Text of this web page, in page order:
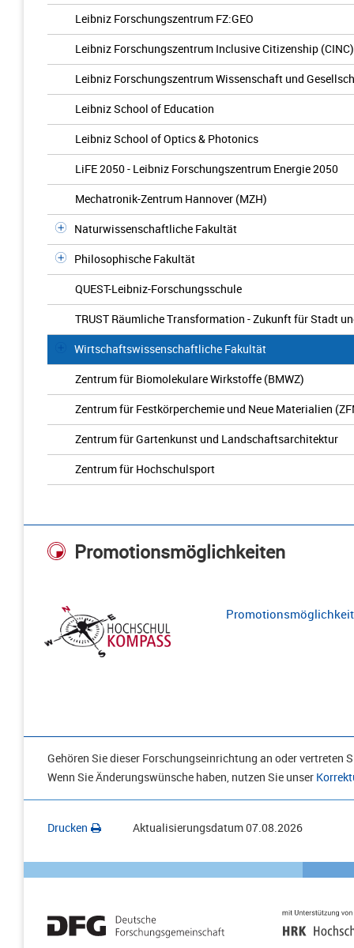
Leibniz Forschungszentrum FZ:GEO
Leibniz Forschungszentrum Inclusive Citizenship (CINC)
Leibniz Forschungszentrum Wissenschaft und
Leibniz School of Education
Leibniz School of Optics & Photonics
LiFE 2050 - Leibniz Forschungszentrum Energie 2050
Mechatronik-Zentrum Hannover (MZH)
Naturwissenschaftliche Fakultät
Philosophische Fakultät
QUEST-Leibniz-Forschungsschule
TRUST Räumliche Transformation - Zukunft für Stadt
Wirtschaftswissenschaftliche Fakultät
Zentrum für Biomolekulare Wirkstoffe (BMWZ)
Zentrum für Festkörperchemie und Neue Materialien
Zentrum für Gartenkunst und Landschaftsarchitektur
Zentrum für Hochschulsport
Promotionsmöglichkeiten
Gehören Sie dieser Forschungseinrichtung an oder vertreten
Wenn Sie Änderungswünsche haben, nutzen Sie unser
Drucken Aktualisierungsdatum07.08.2026